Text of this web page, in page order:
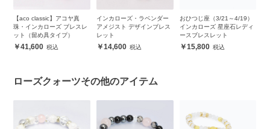
【aco classic】アコヤ真
珠・インカローズ ブレスレ
ット（留め具タイプ）
41,600
インカローズ・ラベンダー
アメジスト デザインブレス
レット
14,600
おひつじ座（3/21～4/19）
インカローズ 星座石レディ
ースブレスレット
15,800
ローズクォーツその他のアイテム